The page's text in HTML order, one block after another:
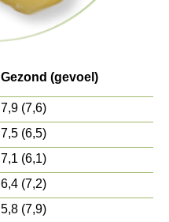
Gezond (gevoel)
7,9 (7,6)
7,5 (6,5)
7,1 (6,1)
6,4 (7,2)
5,8 (7,9)